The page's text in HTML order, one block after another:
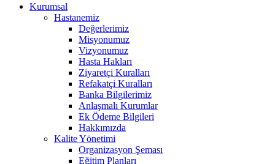
Kurumsal
Hastanemiz
Değerlerimiz
Misyonumuz
Vizyonumuz
Hasta Hakları
Ziyaretçi Kuralları
Refakatçi Kuralları
Banka Bilgilerimiz
Anlaşmalı Kurumlar
Ek Ödeme Bilgileri
Hakkımızda
Kalite Yönetimi
Organizasyon Şeması
Eğitim Planları